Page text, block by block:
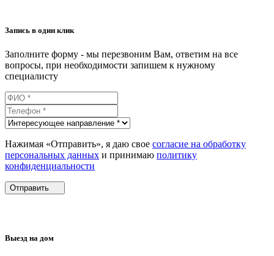
Запись в один клик
Заполните форму - мы перезвоним Вам, ответим на все
вопросы, при необходимости запишем к нужному
специалисту
Нажимая «Отправить», я даю свое согласие на обработку
персональных данных и принимаю политику
конфиденциальности
Отправить
Выезд на дом